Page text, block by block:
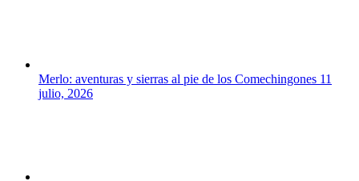
Merlo: aventuras y sierras al pie de los Comechingones 11
julio, 2026